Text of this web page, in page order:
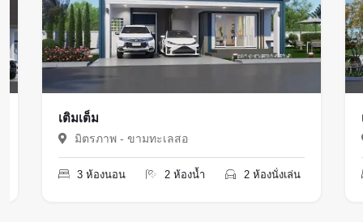
เติมเต็ม
มิตรภาพ - ขามทะเลสอ
3 ห้องนอน 2 ห้องน้ำ 2 ห้องนั่งเล่น